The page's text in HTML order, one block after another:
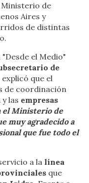
de
Aires y
de distintas
el Medio"
de
explicó que el
de coordinación
y las empresas
el Ministerio de
muy agradecido a
que fue todo el
a la línea
que